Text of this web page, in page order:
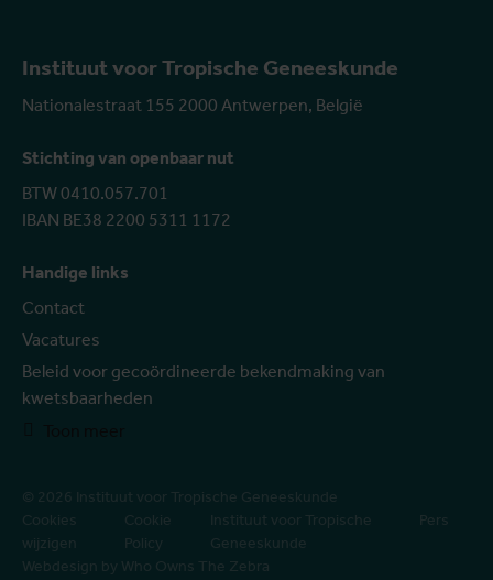
Instituut voor Tropische Geneeskunde
Nationalestraat 155 2000 Antwerpen, België
Stichting van openbaar nut
BTW 0410.057.701
IBAN BE38 2200 5311 1172
Handige links
Contact
Vacatures
Beleid voor gecoördineerde bekendmaking van
kwetsbaarheden
© 2026 Instituut voor Tropische Geneeskunde
Cookies
wijzigen
Cookie
Policy
Instituut voor Tropische
Geneeskunde
Pers
Webdesign by Who Owns The Zebra